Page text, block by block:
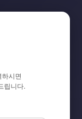
시면
립니다.